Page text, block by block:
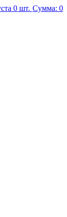
0 шт. Сумма: 0